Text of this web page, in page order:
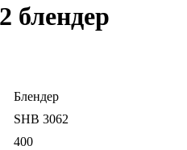
блендер
Блендер
SHB 3062
400